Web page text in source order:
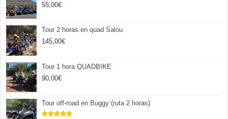
55,00€
Tour 2 horas en quad Salou
145,00€
Tour 1 hora QUADBIKE
90,00€
Tour off-road en Buggy (ruta 2 horas)